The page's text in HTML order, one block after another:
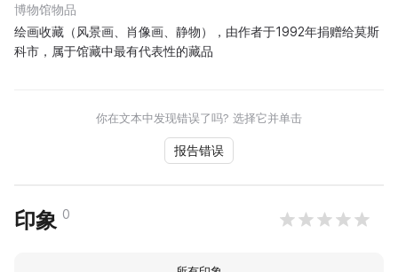
博物馆物品
绘画收藏（风景画、肖像画、静物），由作者于1992年捐赠给莫斯
科市，属于馆藏中最有代表性的藏品
你在文本中发现错误了吗? 选择它并单击
报告错误
印象 0